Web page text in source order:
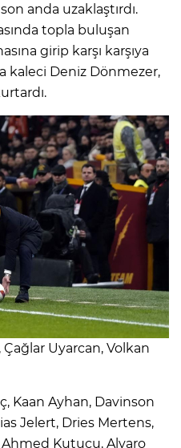
anda uzaklaştırdı.
topla buluşan
girip karşı karşıya
kaleci Deniz Dönmezer,
Uyarcan, Volkan
Kaan Ayhan, Davinson
Jelert, Dries Mertens,
Ahmed Kutucu, Alvaro